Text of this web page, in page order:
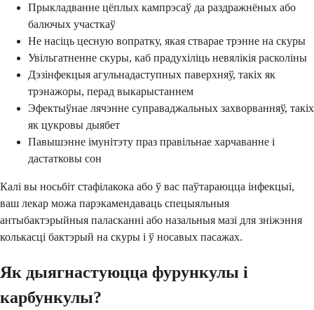
Прыкладванне цёплых кампрэсаў да раздражнёных або
балючых участкаў
Не насіць цесную вопратку, якая стварае трэнне на скуры
Увільгатненне скуры, каб прадухіліць невялікія расколіны
Дэзінфекцыя агульнадаступных паверхняў, такіх як
трэнажоры, перад выкарыстаннем
Эфектыўнае лячэнне суправаджальных захворванняў, такіх
як цукровы дыябет
Павышэнне імунітэту праз правільнае харчаванне і
дастатковы сон
Калі вы носьбіт стафілакока або ў вас паўтараюцца інфекцыі,
ваш лекар можа парэкамендаваць спецыяльныя
антыбактэрыйныя паласканні або назальныя мазі для зніжэння
колькасці бактэрый на скуры і ў носавых пасажах.
Як дыягнастуюцца фурункулы і
карбункулы?